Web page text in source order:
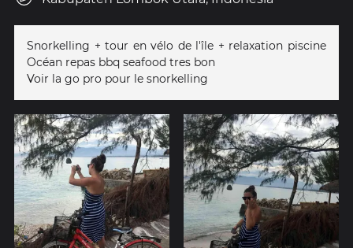
Snorkelling + tour en vélo de l'île + relaxation piscine
Océan repas bbq seafood tres bon
Voir la go pro pour le snorkelling